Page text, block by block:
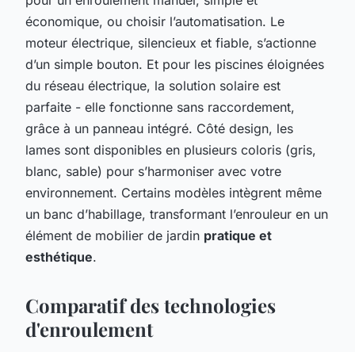
économique, ou choisir l’automatisation. Le
moteur électrique, silencieux et fiable, s’actionne
d’un simple bouton. Et pour les piscines éloignées
du réseau électrique, la solution solaire est
parfaite - elle fonctionne sans raccordement,
grâce à un panneau intégré. Côté design, les
lames sont disponibles en plusieurs coloris (gris,
blanc, sable) pour s’harmoniser avec votre
environnement. Certains modèles intègrent même
un banc d’habillage, transformant l’enrouleur en un
élément de mobilier de jardin pratique et
esthétique.
Comparatif des technologies
d'enroulement